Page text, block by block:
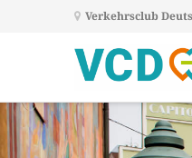
Verkehrsclub